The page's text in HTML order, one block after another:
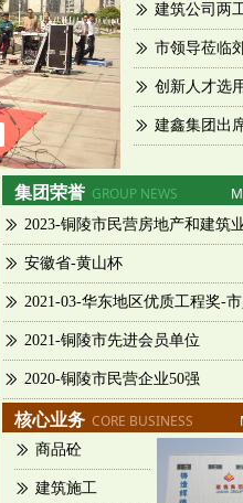
ꅀ 建筑公司两
ꅀ
ꅀ 创新人才选
ꅀ
集团荣誉 GROUP NEWS
ꅀ 2023-铜陵市民营房地产和建筑
ꅀ 安徽省-黄山杯
ꅀ
ꅀ 2021-铜陵市先进会员单位
ꅀ 2020-铜陵市民营企业50强
核心业务 CORE BUSINESS
ꅀ 商品砼
ꅀ 建筑施工